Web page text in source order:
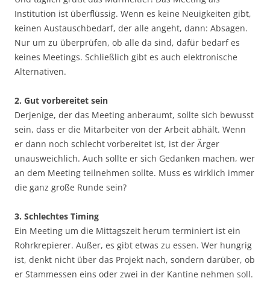
Institution ist überflüssig. Wenn es keine Neuigkeiten gibt,
keinen Austauschbedarf, der alle angeht, dann: Absagen.
Nur um zu überprüfen, ob alle da sind, dafür bedarf es
keines Meetings. Schließlich gibt es auch elektronische
Alternativen.
2. Gut vorbereitet sein
Derjenige, der das Meeting anberaumt, sollte sich bewusst
sein, dass er die Mitarbeiter von der Arbeit abhält. Wenn
er dann noch schlecht vorbereitet ist, ist der Ärger
unausweichlich. Auch sollte er sich Gedanken machen, wer
an dem Meeting teilnehmen sollte. Muss es wirklich immer
die ganz große Runde sein?
3. Schlechtes Timing
Ein Meeting um die Mittagszeit herum terminiert ist ein
Rohrkrepierer. Außer, es gibt etwas zu essen. Wer hungrig
ist, denkt nicht über das Projekt nach, sondern darüber, ob
er Stammessen eins oder zwei in der Kantine nehmen soll.